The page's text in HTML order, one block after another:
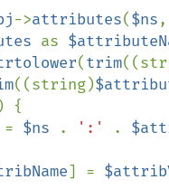
->attributes($ns,
as
(trim
((string)
{
= $ns . ':' .
] =